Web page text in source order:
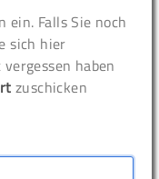
ein. Falls Sie noch
sich hier
haben
zuschicken